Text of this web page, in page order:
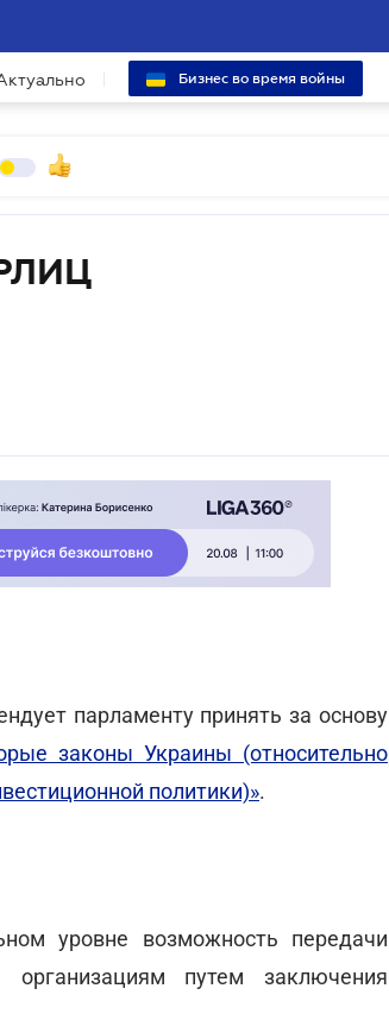
Бизнес во время войны
парламенту принять за основу
законы Украины (относительно
политики)».
уровне возможность передачи
организациям путем заключения